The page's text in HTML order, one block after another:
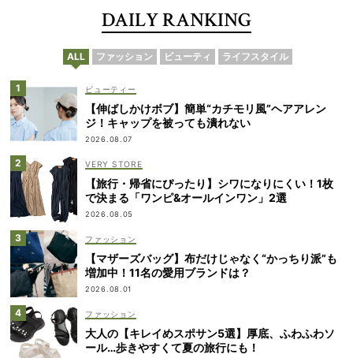
DAILY RANKING
ALL ファッション ビューティ ライフスタイル
ビューティー
【伸ばしかけボブ】簡単“カチモリ風”ヘアアレン
ジ！キャップを被っても潰れない
2026.08.07
VERY STORE
【旅行・帰省にぴったり】シワになりにくい！1枚
で決まる「ワンピ&オールインワン」2選
2026.08.05
ファッション
【マザーズバッグ】布だけじゃなく“かっちり派”も
増加中！11名の愛用ブランドは？
2026.08.01
ファッション
大人の【キレイめスポサン5選】厚底、ふわふわソ
ール…歩きやすくて夏の旅行にも！